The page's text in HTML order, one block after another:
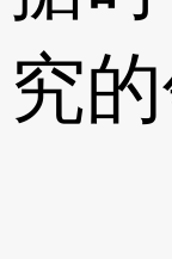
究